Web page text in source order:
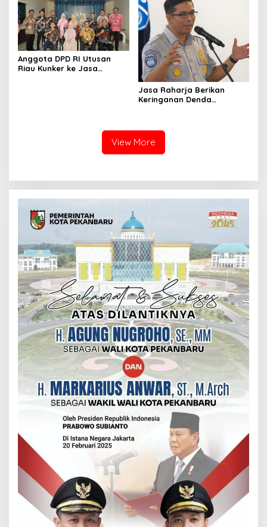
Anggota DPD RI Utusan
Riau Kunker ke Jasa
Jasa Raharja Berikan
Keringanan Denda
Kantor Samsat Riau
View More